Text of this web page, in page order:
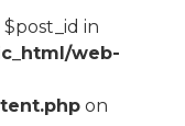
in
web-
on